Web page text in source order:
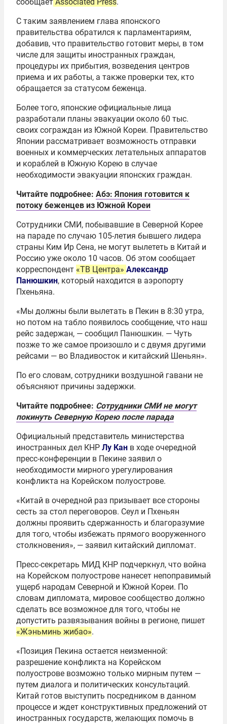
сообщает Associated Press.
С таким заявлением глава японского
правительства обратился к парламентариям,
добавив, что правительство готовит меры, в том
числе для защиты иностранных граждан,
процедуры их прибытия, возведения центров
приема и их работы, а также проверки тех, кто
обращается за статусом беженца.
Более того, японские официальные лица
разработали планы эвакуации около 60 тыс.
своих сограждан из Южной Кореи. Правительство
Японии рассматривает возможность отправки
военных и коммерческих летательных аппаратов
и кораблей в Южную Корею в случае
необходимости эвакуации японских граждан.
Читайте подробнее: Абэ: Япония готовится к
потоку беженцев из Южной Кореи
Сотрудники СМИ, побывавшие в Северной Корее
на параде по случаю 105-летия бывшего лидера
страны Ким Ир Сена, не могут вылететь в Китай и
Россию уже около 10 часов. Об этом сообщает
корреспондент «ТВ Центра» Александр
Панюшкин, который находится в аэропорту
Пхеньяна.
«Мы должны были вылетать в Пекин в 8:30 утра,
но потом на табло появилось сообщение, что наш
рейс задержан, — сообщил Панюшкин. — Чуть
позже то же самое произошло и с двумя другими
рейсами — во Владивосток и китайский Шеньян».
По его словам, сотрудники воздушной гавани не
объясняют причины задержки.
Читайте подробнее: Сотрудники СМИ не могут
покинуть Северную Корею после парада
Официальный представитель министерства
иностранных дел КНР Лу Кан в ходе очередной
пресс-конференции в Пекине заявил о
необходимости мирного урегулирования
конфликта на Корейском полуострове.
«Китай в очередной раз призывает все стороны
сесть за стол переговоров. Сеул и Пхеньян
должны проявить сдержанность и благоразумие
для того, чтобы избежать прямого вооруженного
столкновения», — заявил китайский дипломат.
Пресс-секретарь МИД КНР подчеркнул, что война
на Корейском полуострове нанесет непоправимый
ущерб народам Северной и Южной Кореи. По
словам дипломата, мировое сообщество должно
сделать все возможное для того, чтобы не
допустить развязывания войны в регионе, пишет
«Жэньминь жибао».
«Позиция Пекина остается неизменной:
разрешение конфликта на Корейском
полуострове возможно только мирным путем —
путем диалога и политических консультаций.
Китай готов выступить посредником в данном
процессе и ждет конструктивных предложений от
иностранных государств, желающих помочь в